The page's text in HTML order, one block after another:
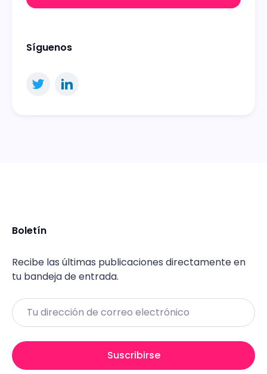
Síguenos
Boletín
Recibe las últimas publicaciones directamente en
tu bandeja de entrada.
Email
Suscribirse